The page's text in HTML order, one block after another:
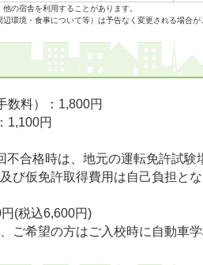
の宿舎を利用することがあります。
環境・食事について等）は予告なく変更される場合が
数料）：1,800円
1,100円
合格時は、地元の運転免許試験
び仮免許取得費用は自己負担と
(税込6,600円)
ご希望の方はご入校時に自動車学